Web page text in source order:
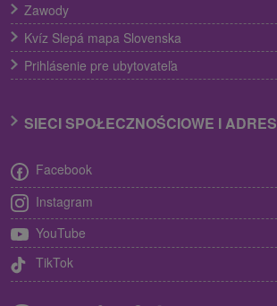
Zawody
Kvíz Slepá mapa Slovenska
Prihlásenie pre ubytovateľa
SIECI SPOŁECZNOŚCIOWE I ADRES
Facebook
Instagram
YouTube
TikTok